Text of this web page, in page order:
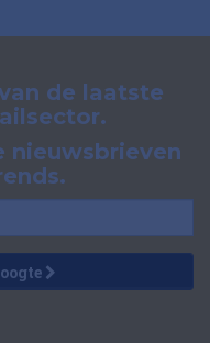
de laatste
nieuwsbrieven